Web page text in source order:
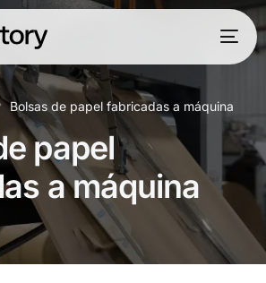
Bolsas de papel fabricadas a máquina
papel
a máquina